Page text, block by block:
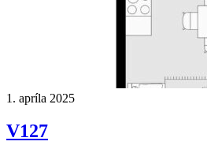
1. apríla 2025
V127